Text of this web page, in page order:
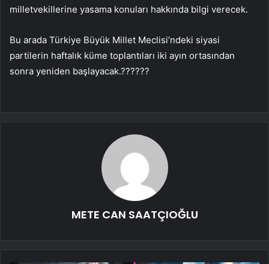
milletvekillerine yasama konuları hakkında bilgi verecek.
Bu arada Türkiye Büyük Millet Meclisi’ndeki siyasi
partilerin haftalık küme toplantıları iki ayın ortasından
sonra yeniden başlayacak.??????
METE CAN SAATÇIOĞLU